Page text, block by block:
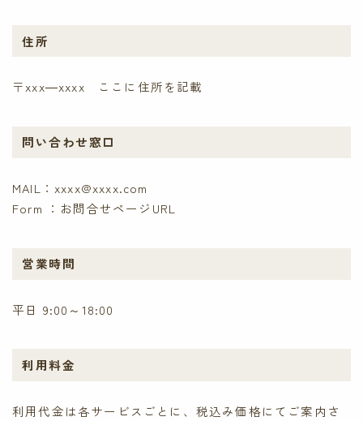
住所
〒xxx―xxxx ここに住所を記載
問い合わせ窓口
MAIL：xxxx@xxxx.com
Form ：お問合せページURL
営業時間
平日 9:00～18:00
利用料金
利用代金は各サービスごとに、税込み価格にてご案内さ